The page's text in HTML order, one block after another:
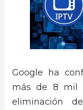
Google ha
más de 8 mil
eliminación